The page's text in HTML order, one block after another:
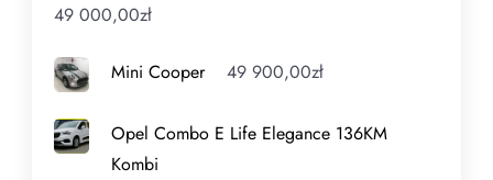
49 000,00zł
Mini Cooper 49 900,00zł
Opel Combo E Life Elegance 136KM
Kombi